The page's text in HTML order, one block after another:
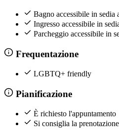
Bagno accessibile in sedia
Ingresso accessibile in
Parcheggio accessibile in
Frequentazione
LGBTQ+ friendly
Pianificazione
È richiesto l'appuntamento
Si consiglia la prenotazione